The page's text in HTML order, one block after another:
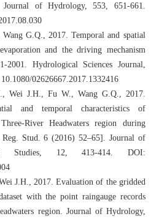
Journal of Hydrology, 553, 651-661.
G.Q., 2017. Temporal and spatial
and the driving mechanism
Hydrological Sciences Journal,
02626667.2017.1332416
Wei J.H., Fu W., Wang G.Q., 2017.
and temporal characteristics of
River Headwaters region during
Stud. 6 (2016) 52–65]. Journal of
Studies, 12, 413-414. DOI:
J.H., 2017. Evaluation of the gridded
with the point raingauge records
region. Journal of Hydrology,